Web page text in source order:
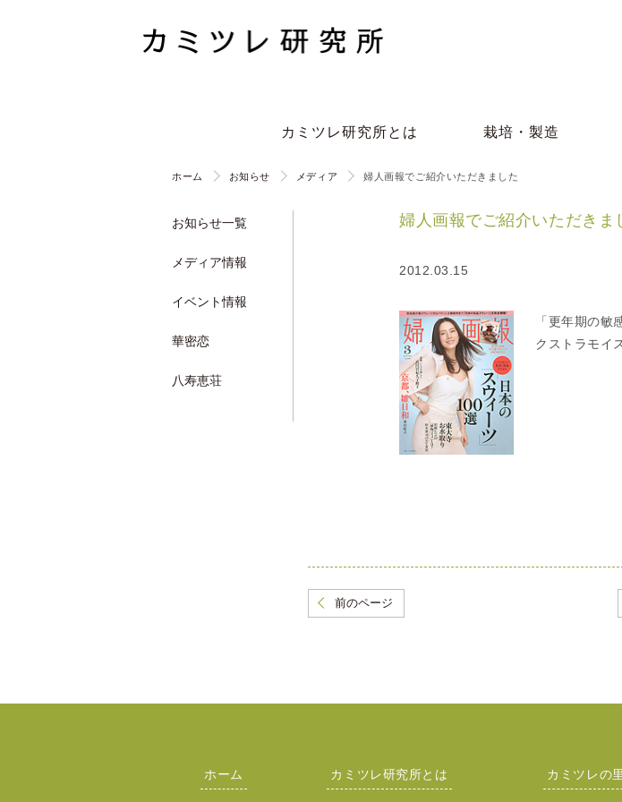
カミツレ研究所とは 栽培・製造
ホーム お知らせ メディア 婦人画報でご紹介いただきました
お知らせ一覧
メディア情報
イベント情報
華密恋
八寿恵荘
婦人画報でご紹介いただきま
2012.03.15
「更年期の
クストラモイ
前のページ
ホーム カミツレ研究所とは カミツレの